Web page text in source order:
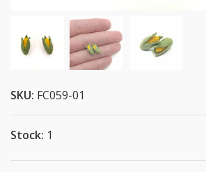
SKU: FC059-01
Stock: 1